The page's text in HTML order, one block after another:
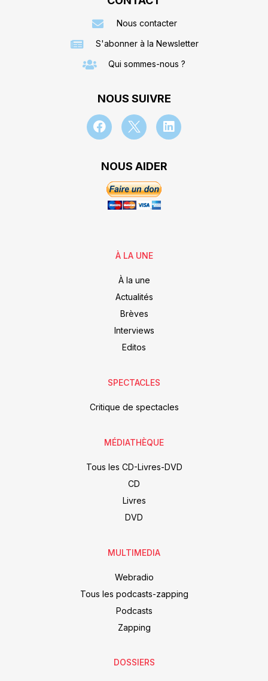
Nous contacter
S'abonner à la Newsletter
Qui sommes-nous ?
NOUS SUIVRE
NOUS AIDER
À LA UNE
À la une
Actualités
Brèves
Interviews
Editos
SPECTACLES
Critique de spectacles
MÉDIATHÈQUE
Tous les CD-Livres-DVD
CD
Livres
DVD
MULTIMEDIA
Webradio
Tous les podcasts-zapping
Podcasts
Zapping
DOSSIERS